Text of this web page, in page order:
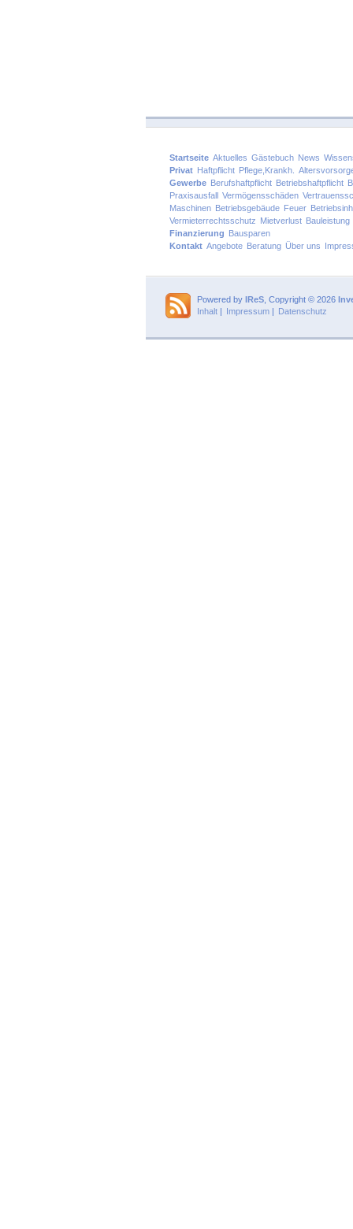
Startseite Aktuelles Gästebuch News
Privat Haftpflicht Pflege,Krankh.
Gewerbe Berufshaftpflicht Betriebshaftpflicht
Praxisausfall Vermögensschäden
Maschinen Betriebsgebäude Feuer
Vermieterrechtsschutz Mietverlust Bauleistung
Finanzierung Bausparen
Kontakt Angebote Beratung Über uns
Powered by IReS , Copyright © 2026
Inhalt | Impressum | Datenschutz